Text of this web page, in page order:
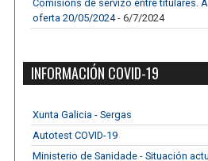
Comisións de servizo entre titulares.
oferta 20/05/2024- 6/7/2024
INFORMACIÓN COVID-19
Xunta Galicia - Sergas
Autotest COVID-19
Ministerio de Sanidade - Situación